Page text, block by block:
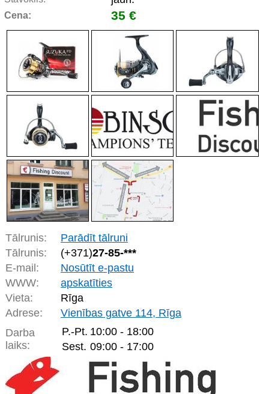
Cena: 35 €
Tālrunis:
Parādīt tālruni
Tālrunis:
(+371)27-85-***
E-mail:
Nosūtīt e-pastu
WWW:
apskatīties
Vieta:
Rīga
Adrese:
Vienības gatve 114, Rīga
Darba
laiks:
P.-Pt. 10:00 - 18:00
Sest. 09:00 - 17:00